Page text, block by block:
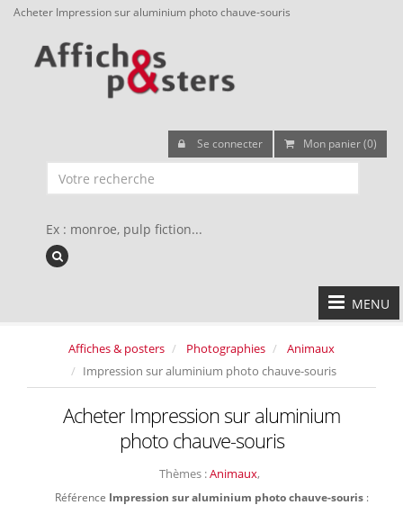
Acheter Impression sur aluminium photo chauve-souris
Se connecter Mon panier (0)
Ex : monroe, pulp fiction...
MENU
Affiches & posters Photographies
Animaux
Impression sur aluminium photo chauve-souris
Acheter Impression sur aluminium
photo chauve-souris
Thèmes :Animaux,
Référence Impression sur aluminium photo chauve-souris :